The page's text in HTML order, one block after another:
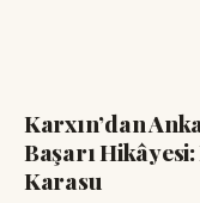
Karxın’dan
Başarı
Karasu